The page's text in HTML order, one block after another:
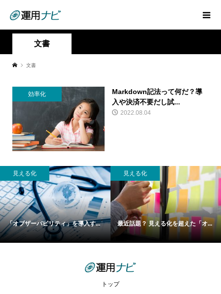
文書
文書
効率化
Markdown記法って何だ？導
入や決済不要だし試...
2022.08.04
見える化
「オブザーバビリティ」を導入す...
見える化
最近話題？ 見える化を超えた「オ...
トップ